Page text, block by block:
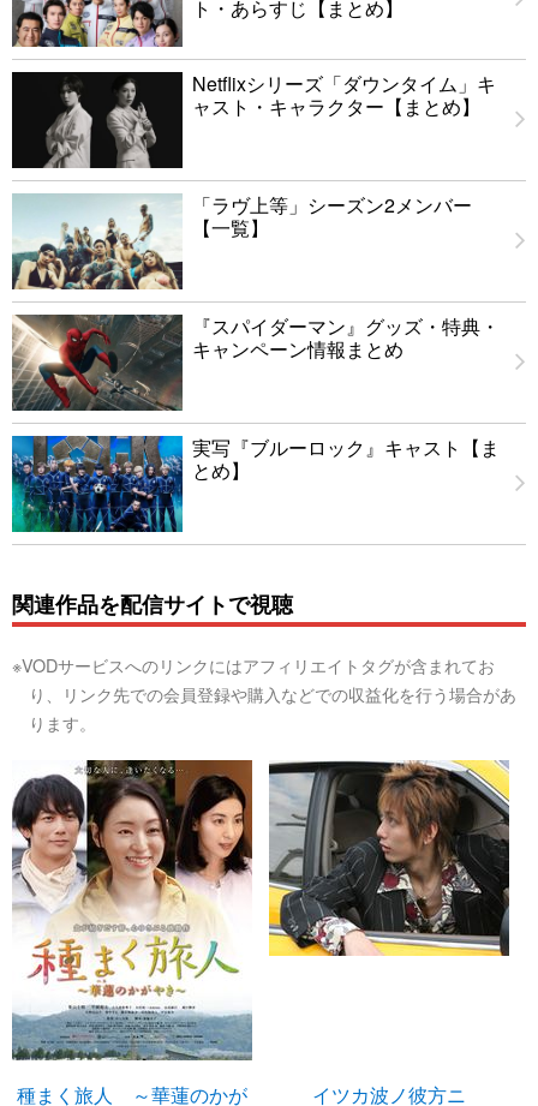
ト・あらすじ【まとめ】
Netflixシリーズ「ダウンタイム」キ
ャスト・キャラクター【まとめ】
「ラヴ上等」シーズン2メンバー
【一覧】
『スパイダーマン』グッズ・特典・
キャンペーン情報まとめ
実写『ブルーロック』キャスト【ま
とめ】
関連作品を配信サイトで視聴
※VODサービスへのリンクにはアフィリエイトタグが含まれてお
り、リンク先での会員登録や購入などでの収益化を行う場合があ
ります。
種まく旅人 ～華蓮のかが
イツカ波ノ彼方ニ